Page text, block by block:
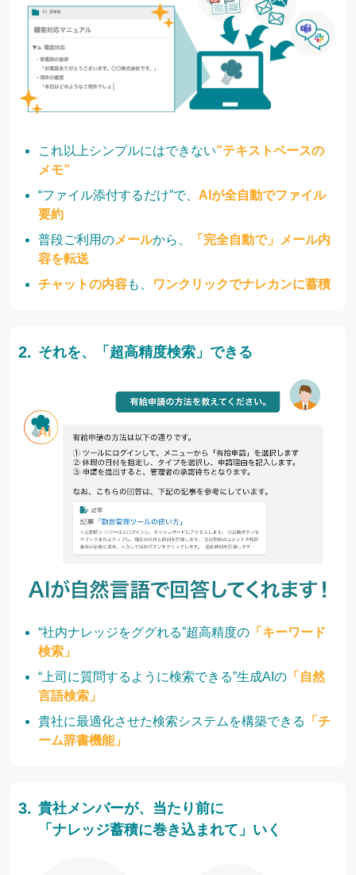
これ以上シンプルにはできない”テキストベースの
メモ”
“ファイル添付するだけ”で、 AIが全自動でファイル
要約
普段ご利用のメールから、
「完全自動で」メール内
容を転送
チャットの内容も、 ワンクリックでナレカンに蓄積
“社内ナレッジをググれる”超高精度の 「キーワード
検索」
“上司に質問するように検索できる”生成AIの 「自然
言語検索」
貴社に最適化させた検索システムを構築できる
「チ
ーム辞書機能」
それを、「超高精度検索」できる
貴社メンバーが、当たり前に
「ナレッジ蓄積に巻き込まれて」いく